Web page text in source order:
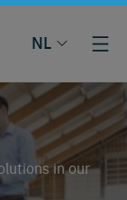
NL
in our